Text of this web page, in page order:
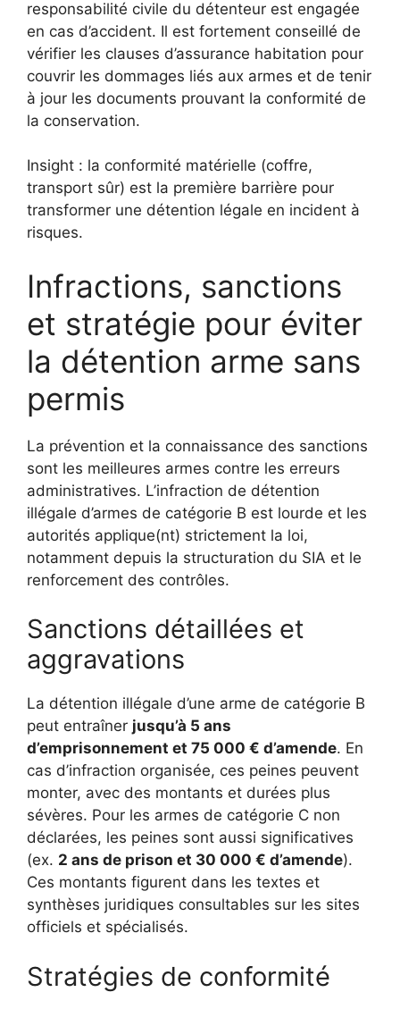
responsabilité civile du détenteur est engagée
en cas d’accident. Il est fortement conseillé de
vérifier les clauses d’assurance habitation pour
couvrir les dommages liés aux armes et de tenir
à jour les documents prouvant la conformité de
la conservation.
Insight : la conformité matérielle (coffre,
transport sûr) est la première barrière pour
transformer une détention légale en incident à
risques.
Infractions, sanctions
et stratégie pour éviter
la détention arme sans
permis
La prévention et la connaissance des sanctions
sont les meilleures armes contre les erreurs
administratives. L’infraction de détention
illégale d’armes de catégorie B est lourde et les
autorités applique(nt) strictement la loi,
notamment depuis la structuration du SIA et le
renforcement des contrôles.
Sanctions détaillées et
aggravations
La détention illégale d’une arme de catégorie B
peut entraîner jusqu’à 5 ans
d’emprisonnement et 75 000 € d’amende. En
cas d’infraction organisée, ces peines peuvent
monter, avec des montants et durées plus
sévères. Pour les armes de catégorie C non
déclarées, les peines sont aussi significatives
(ex. 2 ans de prison et 30 000 € d’amende).
Ces montants figurent dans les textes et
synthèses juridiques consultables sur les sites
officiels et spécialisés.
Stratégies de conformité